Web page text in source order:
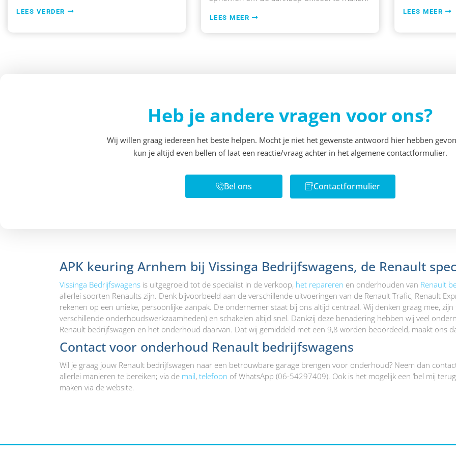
LEES VERDER
LEES MEER
LEES MEER
Heb je andere vragen voor ons?
Wij willen graag iedereen het beste helpen. Mocht je niet het gewenste antwoord hier hebben
kun je altijd even bellen of laat een reactie/vraag achter in het algemene contactformulier.
Bel ons Contactformulier
APK keuring Arnhem bij Vissinga Bedrijfswagens, de Renault
Vissinga Bedrijfswagens is uitgegroeid tot de specialist in de verkoop, het repareren en onderhouden van Renault
allerlei soorten Renaults zijn. Denk bijvoorbeeld aan de verschillende uitvoeringen van de Renault Trafic, Renault
rekenen op een unieke, persoonlijke aanpak. De ondernemer staat bij ons altijd centraal. Wij denken graag mee,
verschillende onderhoudswerkzaamheden) en schakelen altijd snel. Dankzij deze benadering hebben wij veel
Renault bedrijfswagen en het onderhoud daarvan. Dat wij gemiddeld met een 9,8 worden beoordeeld, maakt ons
Contact voor onderhoud Renault bedrijfswagens
Wil je graag jouw Renault bedrijfswagen naar een betrouwbare garage brengen voor onderhoud? Neem dan
allerlei manieren te bereiken; via de mail, telefoon of WhatsApp (06-54297409). Ook is het mogelijk een ‘bel mij
maken via de website.